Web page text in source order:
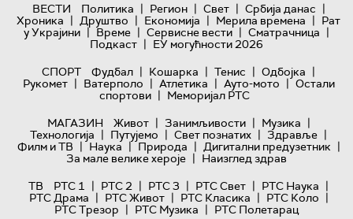
ВЕСТИ Политика | Регион | Свет | Србија данас |
Хроника | Друштво | Економија | Мерила времена | Рат
у Украјини | Време | Сервисне вести | Сматрачница |
Подкаст | ЕУ могућности 2026
СПОРТ
Фудбал | Кошарка | Тенис | Одбојка |
Рукомет | Ватерполо | Атлетика | Ауто-мото | Остали
спортови | Меморијал РТС
МАГАЗИН
Живот | Занимљивости | Музика |
Технологијa | Путујемо | Свет познатих | Здравље |
Филм и ТВ | Наука | Природа | Дигитални предузетник |
За мале велике хероје | Наизглед здрав
ТВ
РТС 1 | РТС 2 | РТС 3 | РТС Свет | РТС Наука |
РТС Драма | РТС Живот | РТС Класика | РТС Коло |
РТС Трезор | РТС Музика | РТС Полетарац